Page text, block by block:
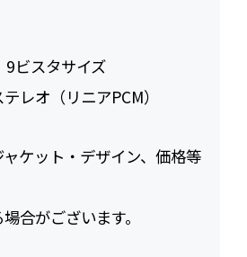
9ビスタサイズ
レオ（リニアPCM）
ケット・デザイン、価格等
合がございます。